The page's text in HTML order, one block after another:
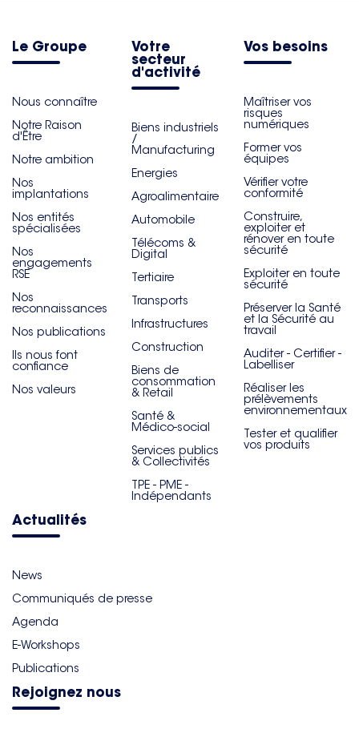
Le Groupe
Nous connaître
Notre Raison
d'Être
Notre ambition
Nos
implantations
Nos entités
spécialisées
Nos
engagements
RSE
Nos
reconnaissances
Nos publications
Ils nous font
confiance
Nos valeurs
Votre
secteur
d'activité
Biens industriels
/
Manufacturing
Energies
Agroalimentaire
Automobile
Télécoms &
Digital
Tertiaire
Transports
Infrastructures
Construction
Biens de
consommation
& Retail
Santé &
Médico-social
Services publics
& Collectivités
TPE - PME -
Indépendants
Vos besoins
Maîtriser vos
risques
numériques
Former vos
équipes
Vérifier votre
conformité
Construire,
exploiter et
rénover en toute
sécurité
Exploiter en toute
sécurité
Préserver la Santé
et la Sécurité au
travail
Auditer - Certifier -
Labelliser
Réaliser les
prélèvements
environnementaux
Tester et qualifier
vos produits
Actualités
News
Communiqués de presse
Agenda
E-Workshops
Publications
Rejoignez nous